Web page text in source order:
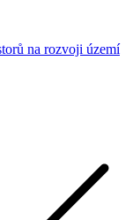
na rozvoji území